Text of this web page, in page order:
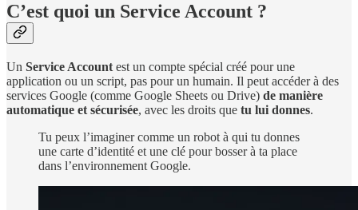
C’est quoi un Service Account ?
Un Service Account est un compte spécial créé pour une
application ou un script, pas pour un humain. Il peut accéder à des
services Google (comme Google Sheets ou Drive) de manière
automatique et sécurisée, avec les droits que tu lui donnes.
Tu peux l’imaginer comme un robot à qui tu donnes
une carte d’identité et une clé pour bosser à ta place
dans l’environnement Google.